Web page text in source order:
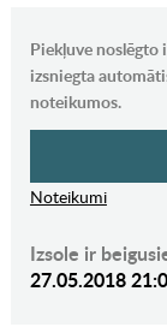
Piekļuve noslēgto
izsniegta
noteikumos.
Noteikumi
Izsole ir
27.05.2018